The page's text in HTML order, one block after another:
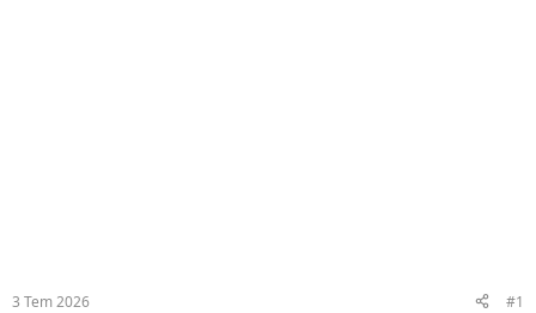
3 Tem 2026 #1